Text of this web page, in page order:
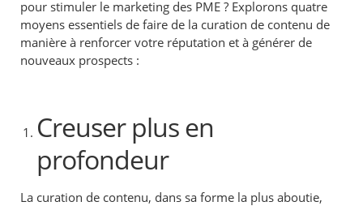
pour stimuler le marketing des PME ? Explorons quatre
moyens essentiels de faire de la curation de contenu de
manière à renforcer votre réputation et à générer de
nouveaux prospects :
Creuser plus en
profondeur
La curation de contenu, dans sa forme la plus aboutie,